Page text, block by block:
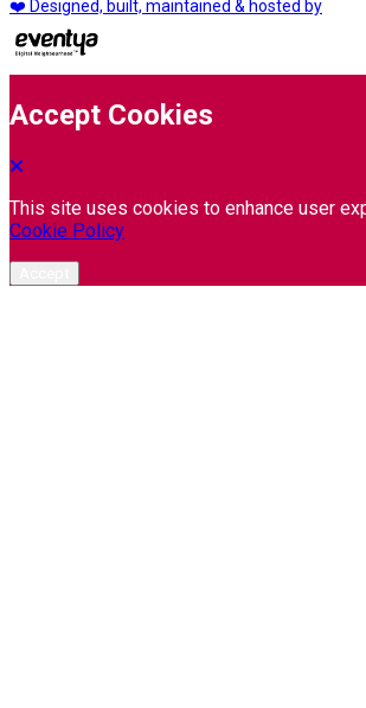
❤️ Designed, built, maintained & hosted by
Accept Cookies
This site uses cookies to enhance user
Cookie Policy